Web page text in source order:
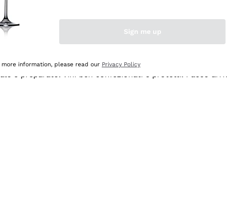
e preparato. Vini ben confezionati e protetti. Pacco
Sign me up
more information, please read our Privacy Policy